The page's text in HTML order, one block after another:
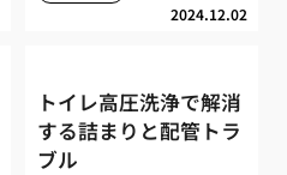
2024.12.02
トイレ高圧洗浄で解消
する詰まりと配管トラ
ブル